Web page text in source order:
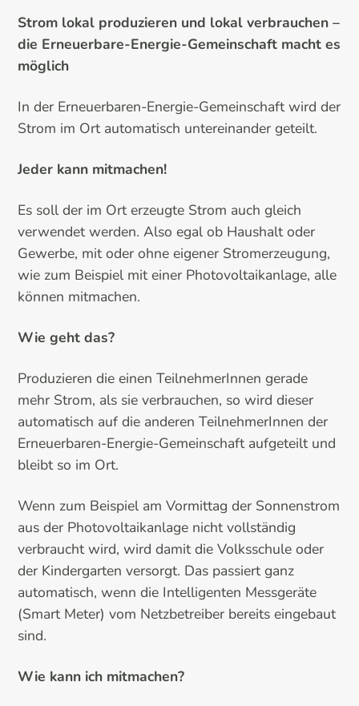
Strom lokal produzieren und lokal verbrauchen –
die Erneuerbare-Energie-Gemeinschaft macht es
möglich
In der Erneuerbaren-Energie-Gemeinschaft wird der
Strom im Ort automatisch untereinander geteilt.
Jeder kann mitmachen!
Es soll der im Ort erzeugte Strom auch gleich
verwendet werden. Also egal ob Haushalt oder
Gewerbe, mit oder ohne eigener Stromerzeugung,
wie zum Beispiel mit einer Photovoltaikanlage, alle
können mitmachen.
Wie geht das?
Produzieren die einen TeilnehmerInnen gerade
mehr Strom, als sie verbrauchen, so wird dieser
automatisch auf die anderen TeilnehmerInnen der
Erneuerbaren-Energie-Gemeinschaft aufgeteilt und
bleibt so im Ort.
Wenn zum Beispiel am Vormittag der Sonnenstrom
aus der Photovoltaikanlage nicht vollständig
verbraucht wird, wird damit die Volksschule oder
der Kindergarten versorgt. Das passiert ganz
automatisch, wenn die Intelligenten Messgeräte
(Smart Meter) vom Netzbetreiber bereits eingebaut
sind.
Wie kann ich mitmachen?